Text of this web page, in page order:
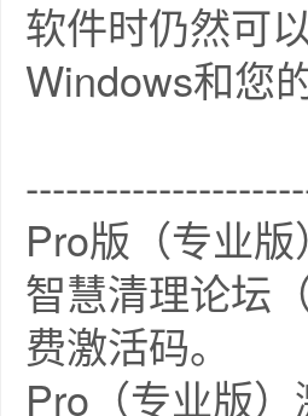
软件时仍然可
Windows和您
Pro版（专业版
智慧清理论坛
费激活码。
Pro（专业版